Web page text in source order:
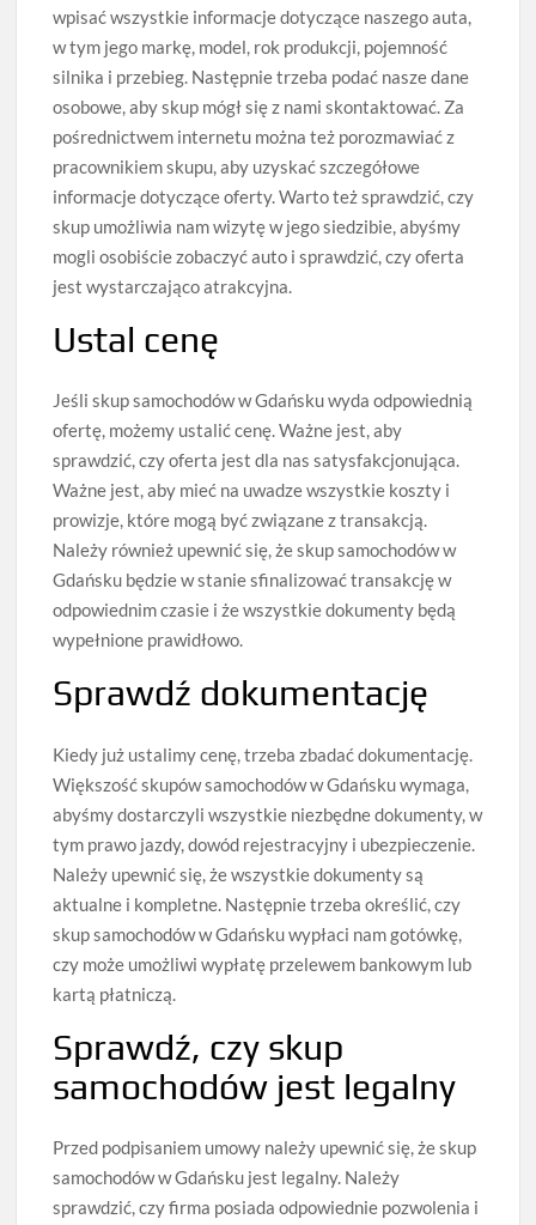
wpisać wszystkie informacje dotyczące naszego auta,
w tym jego markę, model, rok produkcji, pojemność
silnika i przebieg. Następnie trzeba podać nasze dane
osobowe, aby skup mógł się z nami skontaktować. Za
pośrednictwem internetu można też porozmawiać z
pracownikiem skupu, aby uzyskać szczegółowe
informacje dotyczące oferty. Warto też sprawdzić, czy
skup umożliwia nam wizytę w jego siedzibie, abyśmy
mogli osobiście zobaczyć auto i sprawdzić, czy oferta
jest wystarczająco atrakcyjna.
Ustal cenę
Jeśli skup samochodów w Gdańsku wyda odpowiednią
ofertę, możemy ustalić cenę. Ważne jest, aby
sprawdzić, czy oferta jest dla nas satysfakcjonująca.
Ważne jest, aby mieć na uwadze wszystkie koszty i
prowizje, które mogą być związane z transakcją.
Należy również upewnić się, że skup samochodów w
Gdańsku będzie w stanie sfinalizować transakcję w
odpowiednim czasie i że wszystkie dokumenty będą
wypełnione prawidłowo.
Sprawdź dokumentację
Kiedy już ustalimy cenę, trzeba zbadać dokumentację.
Większość skupów samochodów w Gdańsku wymaga,
abyśmy dostarczyli wszystkie niezbędne dokumenty, w
tym prawo jazdy, dowód rejestracyjny i ubezpieczenie.
Należy upewnić się, że wszystkie dokumenty są
aktualne i kompletne. Następnie trzeba określić, czy
skup samochodów w Gdańsku wypłaci nam gotówkę,
czy może umożliwi wypłatę przelewem bankowym lub
kartą płatniczą.
Sprawdź, czy skup
samochodów jest legalny
Przed podpisaniem umowy należy upewnić się, że skup
samochodów w Gdańsku jest legalny. Należy
sprawdzić, czy firma posiada odpowiednie pozwolenia i